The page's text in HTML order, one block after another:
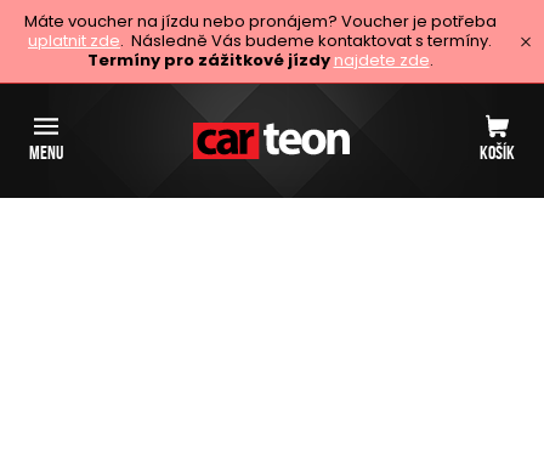
Máte voucher na jízdu nebo pronájem? Voucher je potřeba
uplatnit zde. Následně Vás budeme kontaktovat s termíny.
Termíny pro zážitkové jízdy najdete zde.
MENU KOŠÍK